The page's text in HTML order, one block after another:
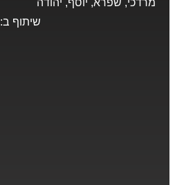
מרדכי, שפרא, יוסף, יהודה
שיתוף ב: